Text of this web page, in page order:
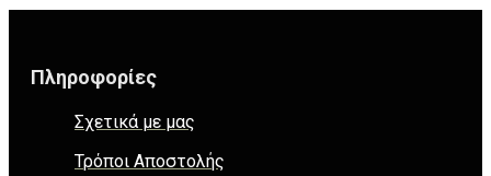
Πληροφορίες
Σχετικά με μας
Τρόποι Αποστολής